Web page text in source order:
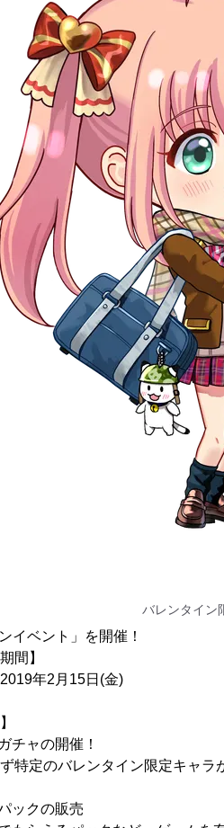
バレンタイン
イベント」を開催！
間】
年2月15日(金)
チャの開催！
特定のバレンタイン限定キャラ
ックの販売